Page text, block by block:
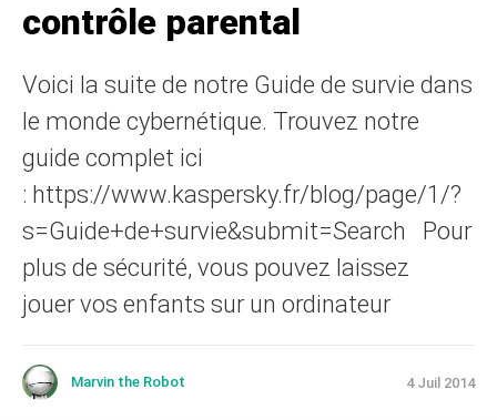
contrôle parental
Voici la suite de notre Guide de survie dans
le monde cybernétique. Trouvez notre
guide complet ici
: https://www.kaspersky.fr/blog/page/1/?
s=Guide+de+survie&submit=Search Pour
plus de sécurité, vous pouvez laissez
jouer vos enfants sur un ordinateur
Marvin the Robot 4 Juil 2014